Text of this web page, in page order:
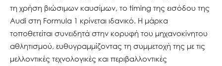
τη χρήση βιώσιμων καυσίμων, το timing της εισόδου της
Audi στη Formula 1 κρίνεται ιδανικό. Η μάρκα
τοποθετείται συνειδητά στην κορυφή του μηχανοκίνητου
αθλητισμού, ευθυγραμμίζοντας τη συμμετοχή της με τις
μελλοντικές τεχνολογικές και περιβαλλοντικές